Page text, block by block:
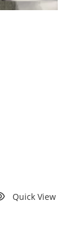
Quick View